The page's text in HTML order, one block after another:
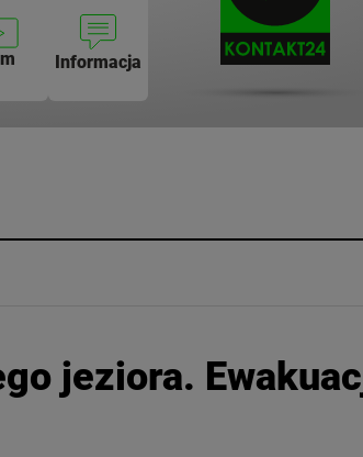
Informacja
jeziora.